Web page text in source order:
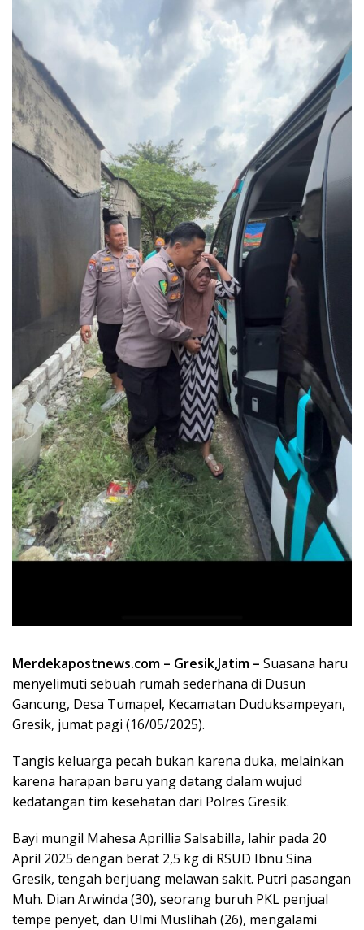
Merdekapostnews.com – Gresik,Jatim – Suasana haru
menyelimuti sebuah rumah sederhana di Dusun
Gancung, Desa Tumapel, Kecamatan Duduksampeyan,
Gresik, jumat pagi (16/05/2025).
Tangis keluarga pecah bukan karena duka, melainkan
karena harapan baru yang datang dalam wujud
kedatangan tim kesehatan dari Polres Gresik.
Bayi mungil Mahesa Aprillia Salsabilla, lahir pada 20
April 2025 dengan berat 2,5 kg di RSUD Ibnu Sina
Gresik, tengah berjuang melawan sakit. Putri pasangan
Muh. Dian Arwinda (30), seorang buruh PKL penjual
tempe penyet, dan Ulmi Muslihah (26), mengalami